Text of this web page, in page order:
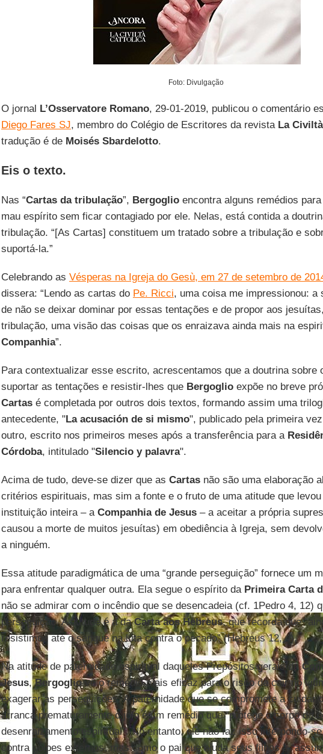
Foto: Divulgação
O jornal L’Osservatore Romano, 29-01-2019, publicou o comentário
Diego Fares SJ, membro do Colégio de Escritores da revista La
tradução é de Moisés Sbardelotto.
Eis o texto.
Nas “Cartas da tribulação”, Bergoglioencontra alguns remédios
mau espírito sem ficar contagiado por ele. Nelas, está contida a
tribulação. “[As Cartas] constituem um tratado sobre a tribulação e
suportá-la.”
Celebrando as Vésperas na Igreja do Gesù, em 27 de setembro de
dissera: “Lendo as cartas do Pe. Ricci, uma coisa me impressionou: a
de não se deixar dominar por essas tentações e de propor aos
tribulação, uma visão das coisas que os enraizava ainda mais na
Companhia”.
Para contextualizar esse escrito, acrescentamos que a doutrina sobre
suportar as tentações e resistir-lhes que Bergoglioexpõe no breve
Cartasé completada por outros dois textos, formando assim uma
antecedente, "La acusación de si mismo", publicado pela primeira
outro, escrito nos primeiros meses após a transferência para a
Córdoba, intitulado "Silencio y palavra".
Acima de tudo, deve-se dizer que as Cartasnão são uma elaboração
critérios espirituais, mas sim a fonte e o fruto de uma atitude que
instituição inteira – a Companhia de Jesus– a aceitar a própria
causou a morte de muitos jesuítas) em obediência à Igreja, sem
a ninguém.
Essa atitude paradigmática de uma “grande perseguição” fornece um
para enfrentar qualquer outra. Ela segue o espírito da Primeira Carta
não se admirar com o incêndio que se desencadeia (cf. 1Pedro 4, 12)
perseguição. A atitude é a daCarta aos Hebreus, que recorda que
resistimos até o sangue na luta contra o pecado” (Hebreus 12, 4).
Na atitude de paternidade espiritual daqueles Prepósitos gerais da
Jesus,Bergogliovê o remédio mais eficaz para o risco de cair no
exagerar as perseguições. A paternidade que se compromete a cuidar
arranca prematuramente o joio é um remédio que “protege o corpo do
desenraizamento espiritual”. No entanto, ele não faz isso interpondo-
contra golpes externos, mas como o pai que ajuda seus filhos a